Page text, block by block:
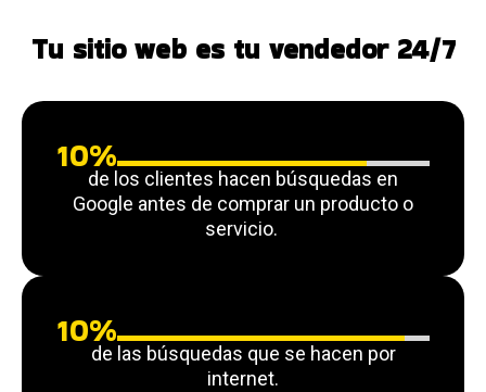
Tu sitio web es tu vendedor 24/7
10%
de los clientes hacen búsquedas en
Google antes de comprar un producto o
servicio.
10%
de las búsquedas que se hacen por
internet.